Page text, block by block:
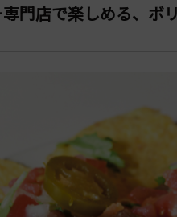
門店で楽しめる、ボ